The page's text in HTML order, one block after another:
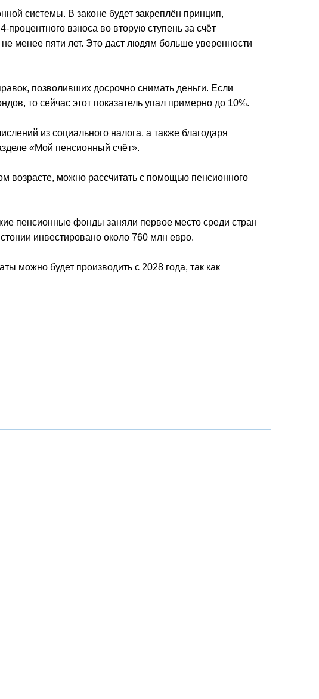
системы. В законе будет закреплён принцип,
взноса во вторую ступень за счёт
менее пяти лет. Это даст людям больше уверенности
позволивших досрочно снимать деньги. Если
то сейчас этот показатель упал примерно до 10%.
из социального налога, а также благодаря
«Мой пенсионный счёт».
возрасте, можно рассчитать с помощью пенсионного
пенсионные фонды заняли первое место среди стран
инвестировано около 760 млн евро.
можно будет производить с 2028 года, так как